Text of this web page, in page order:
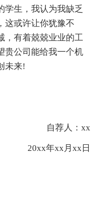
生，我认为我缺乏
这或许让你犹豫不
，有着兢兢业业的工
贵公司能给我一个机
未来!
自荐人：xx
20xx年xx月xx日